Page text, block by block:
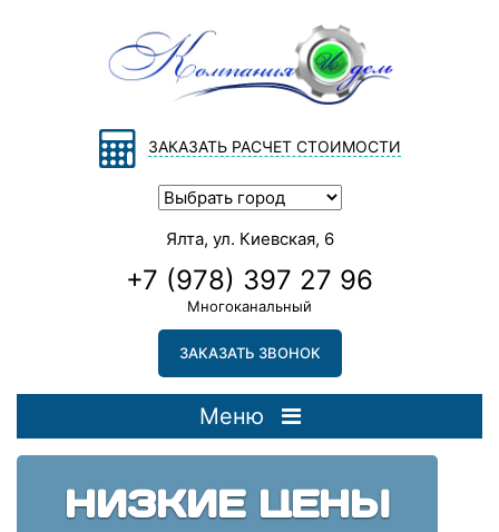
ЗАКАЗАТЬ РАСЧЕТ СТОИМОСТИ
Ялта, ул. Киевская, 6
+7 (978) 397 27 96
Многоканальный
ЗАКАЗАТЬ ЗВОНОК
Меню
НИЗКИЕ ЦЕНЫ